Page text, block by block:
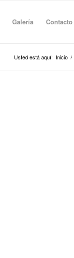
Galería Contacto
Usted está aquí: Inicio /